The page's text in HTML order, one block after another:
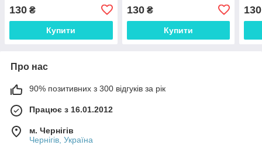
130 ₴
Купити
130₴
Купити
130
Про нас
90% позитивних з 300 відгуків за рік
Працює з 16.01.2012
м. Чернігів
Чернігів, Україна